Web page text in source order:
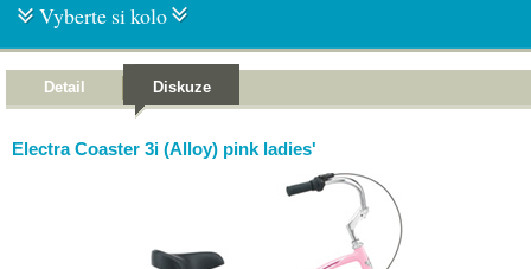
Vyberte si kolo
Detail Diskuze
Electra Coaster 3i (Alloy) pink ladies'